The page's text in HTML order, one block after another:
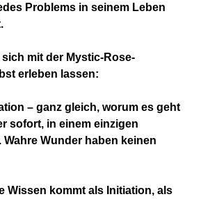
Problems in seinem Leben
mit der Mystic-Rose-
erleben lassen:
– ganz gleich, worum es geht
sofort, in einem einzigen
Wahre Wunder haben keinen
Wissen kommt als Initiation, als